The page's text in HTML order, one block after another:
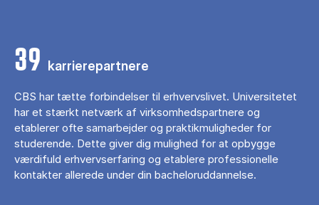
39 karrierepartnere
CBS har tætte forbindelser til erhvervslivet. Universitetet
har et stærkt netværk af virksomhedspartnere og
etablerer ofte samarbejder og praktikmuligheder for
studerende. Dette giver dig mulighed for at opbygge
værdifuld erhvervserfaring og etablere professionelle
kontakter allerede under din bacheloruddannelse.